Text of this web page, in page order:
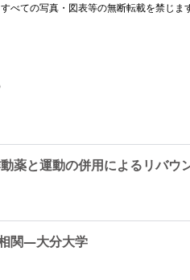
べての写真・図表等の無断転載を禁じま
薬と運動の併用によるリバウ
関―大分大学